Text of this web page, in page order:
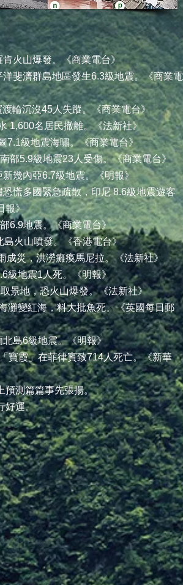
火山爆發。《商業電台》
斐濟群島地區發生6.3級地震。《商業電
輪沉沒45人失蹤。《商業電台》
1,600名居民撤離。《法新社》
7.1級地震海嘯。《商業電台》
部5.9級地震23人受傷。《商業電台》
幾內亞6.7級地震。《明報》
慌多國緊急疏散，印尼 8.6級地震遊客
報》
6.9地震。《商業電台》
島火山噴發。《香港電台》
成災，洪澇癱瘓馬尼拉。《法新社》
級地震1人死。《明報》
景地，恐火山爆發。《法新社》
灘變紅海，料大批魚死。《英國每日郵
島6級地震。《明報》
寶霞」在菲律賓致714人死亡。《新華
預測篇篇事先張揚。
好運。